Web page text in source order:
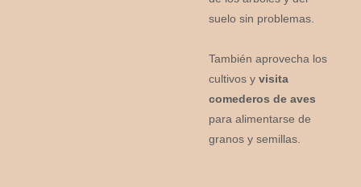
suelo sin problemas.
También aprovecha los
cultivos yvisita
comederos de aves
para alimentarse de
granos y semillas.